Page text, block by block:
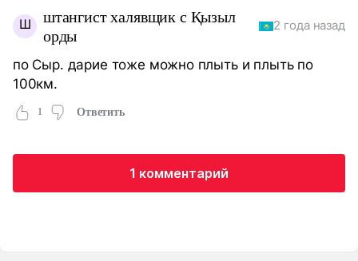
Ш
штангист халявщик с Қызыл
орды
2 года назад
по Сыр. дарие тоже можно плыть и плыть по
100км.
1 Ответить
1 комментарий